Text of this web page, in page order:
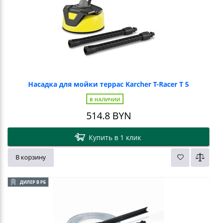
Насадка для мойки террас Karcher T-Racer T 5
В НАЛИЧИИ
514.8BYN
Купить в 1 клик
В корзину
ДИЛЕР В РБ